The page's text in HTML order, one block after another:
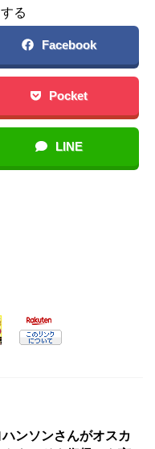
る
Facebook
Pocket
LINE
ンソンさんがオスカ